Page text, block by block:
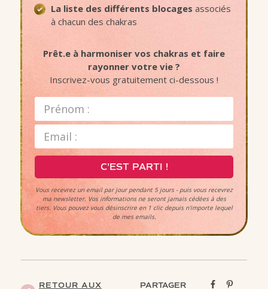
La liste des différents blocages associés
à chacun des chakras
Prêt.e à harmoniser vos chakras et faire
rayonner votre vie ?
Inscrivez-vous gratuitement ci-dessous !
C'EST PARTI !
Vous recevrez un email par jour pendant 5 jours - puis vous recevrez
ma newsletter. Vos informations ne seront jamais cédées à des
tiers. Vous pouvez vous désinscrire en 1 clic depuis n'importe lequel
de mes emails.
RETOUR AUX
PARTAGER